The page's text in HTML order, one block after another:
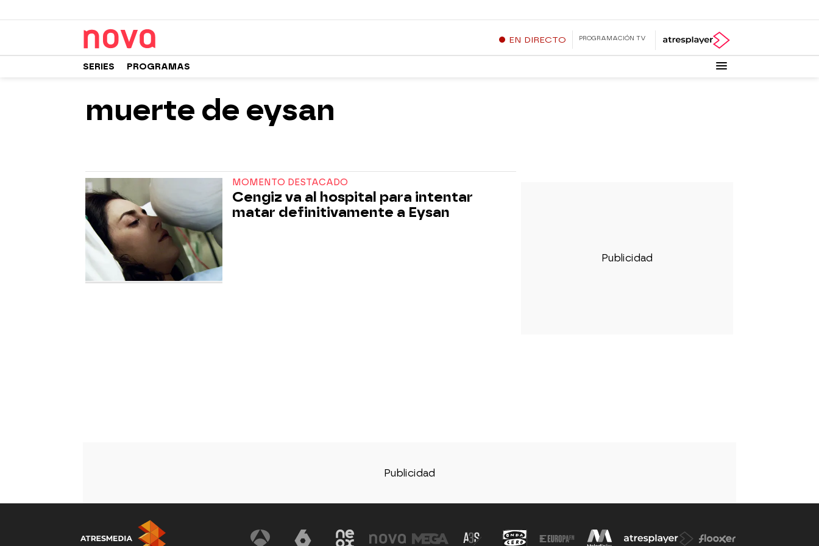
EN DIRECTO PROGRAMACIÓN TV
SERIES PROGRAMAS
muerte de eysan
MOMENTO DESTACADO
Cengiz va al hospital para intentar
matar definitivamente a Eysan